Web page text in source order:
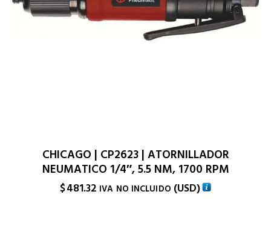
CHICAGO | CP2623 | ATORNILLADOR
NEUMATICO 1/4″, 5.5 NM, 1700 RPM
$481.32 IVA NO INCLUIDO (USD)